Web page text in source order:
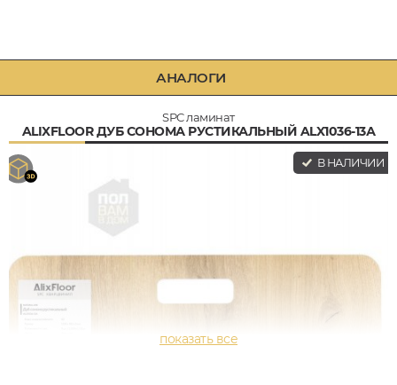
АНАЛОГИ
SPC ламинат
ALIXFLOOR ДУБ СОНОМА РУСТИКАЛЬНЫЙ ALX1036-13А
В НАЛИЧИИ